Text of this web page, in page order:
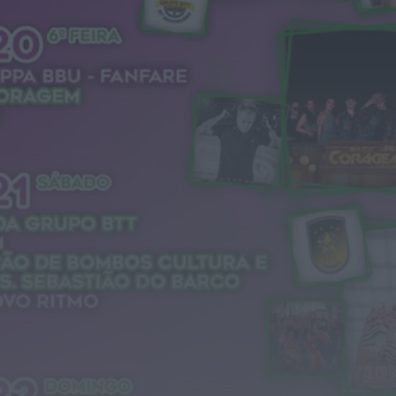
Perseguição em alto mar termina com
recuperação de mais de 421 quilos...
Acidente com dois mortos leva à
descoberta de milhares de doses de...